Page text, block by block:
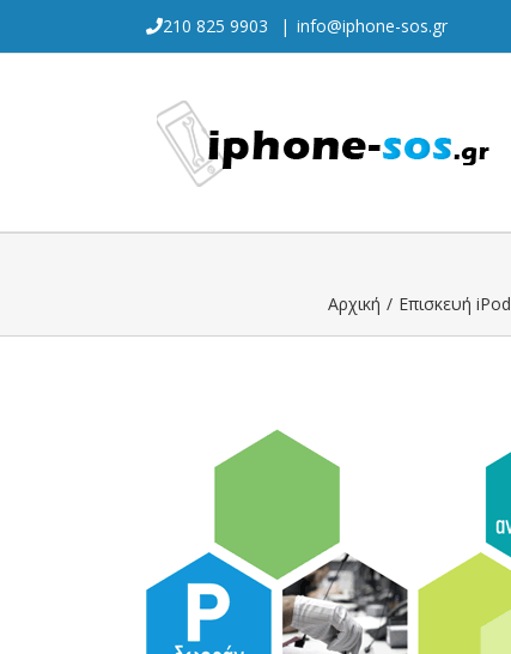
content
210 825 9903 | info@iphone-sos.gr
Αρχική / Επισκευή iPod